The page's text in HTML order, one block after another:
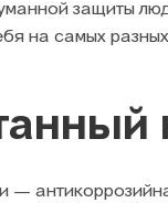
защиты
на самых
—